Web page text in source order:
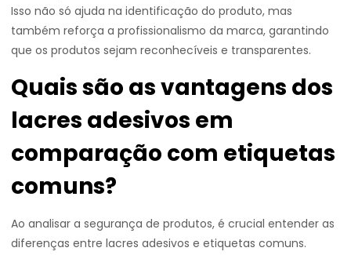
Isso não só ajuda na identificação do produto, mas
também reforça a profissionalismo da marca, garantindo
que os produtos sejam reconhecíveis e transparentes.
Quais são as vantagens dos
lacres adesivos em
comparação com etiquetas
comuns?
Ao analisar a segurança de produtos, é crucial entender as
diferenças entre lacres adesivos e etiquetas comuns.